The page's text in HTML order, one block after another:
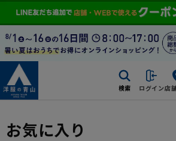
検索 ログイン店
お気に入り